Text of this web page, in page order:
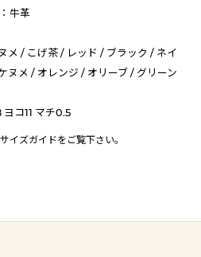
牛革
メ / こげ茶 / レッド / ブラック / ネイ
ヌメ / オレンジ / オリーブ / グリーン
ヨコ11 マチ0.5
サイズガイドをご覧下さい。